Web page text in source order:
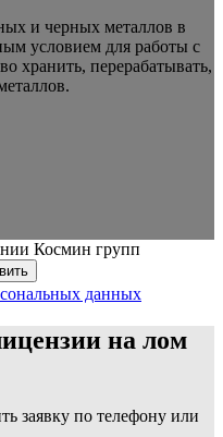
и черных металлов в
условием для работы с
хранить, перерабатывать,
Космин групп
данных
на лом
заявку по телефону или